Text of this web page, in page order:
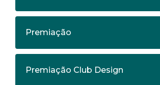
Premiação
Premiação Club Design